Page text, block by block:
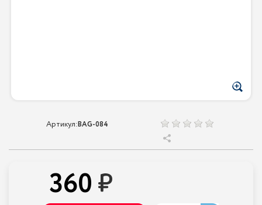
Артикул:BAG-084
360